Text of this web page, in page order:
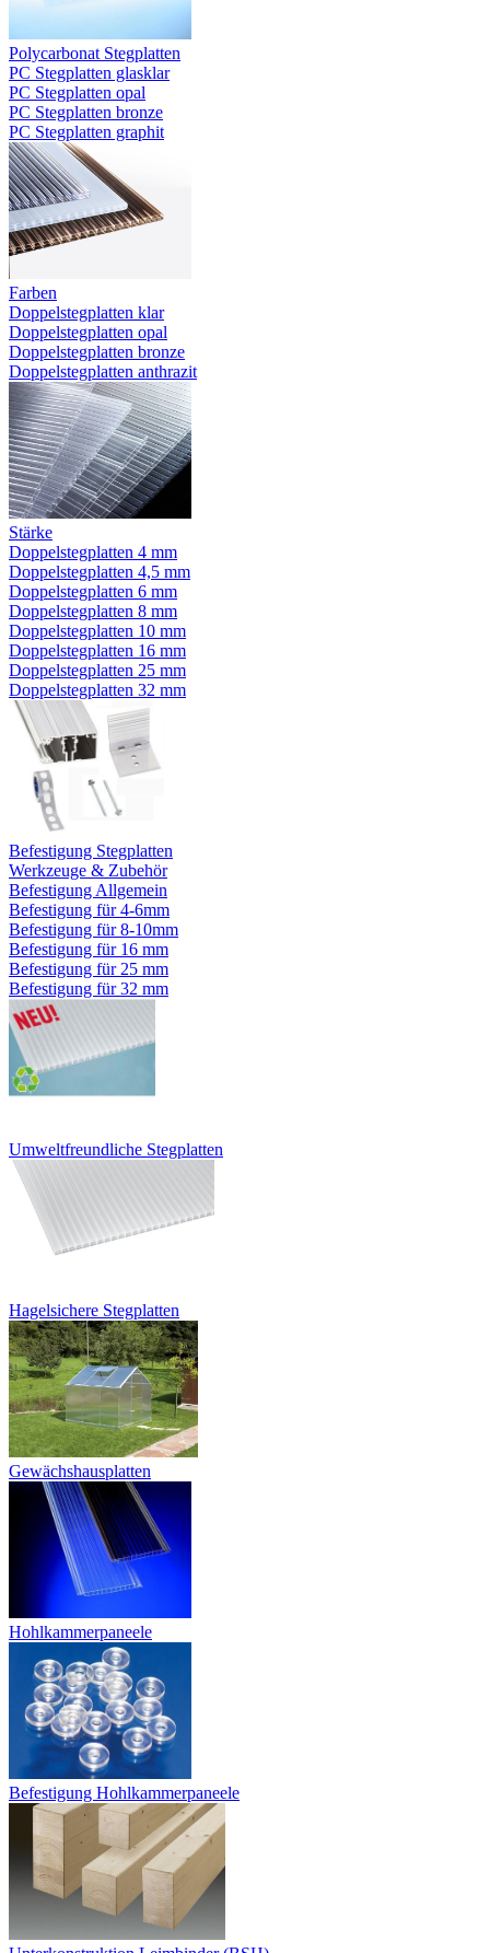
Polycarbonat Stegplatten
PC Stegplatten glasklar
PC Stegplatten opal
PC Stegplatten bronze
PC Stegplatten graphit
Farben
Doppelstegplatten klar
Doppelstegplatten opal
Doppelstegplatten bronze
Doppelstegplatten anthrazit
Stärke
Doppelstegplatten 4 mm
Doppelstegplatten 4,5 mm
Doppelstegplatten 6 mm
Doppelstegplatten 8 mm
Doppelstegplatten 10 mm
Doppelstegplatten 16 mm
Doppelstegplatten 25 mm
Doppelstegplatten 32 mm
Befestigung Stegplatten
Werkzeuge & Zubehör
Befestigung Allgemein
Befestigung für 4-6mm
Befestigung für 8-10mm
Befestigung für 16 mm
Befestigung für 25 mm
Befestigung für 32 mm
Umweltfreundliche Stegplatten
Hagelsichere Stegplatten
Gewächshausplatten
Hohlkammerpaneele
Befestigung Hohlkammerpaneele